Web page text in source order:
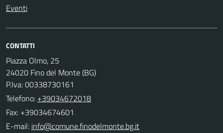
Eventi
CONTATTI
Piazza Olmo, 25
24020 Fino del Monte (BG)
P.Iva: 00338730161
Telefono: +39034672018
Fax: +39034674601
E-mail: